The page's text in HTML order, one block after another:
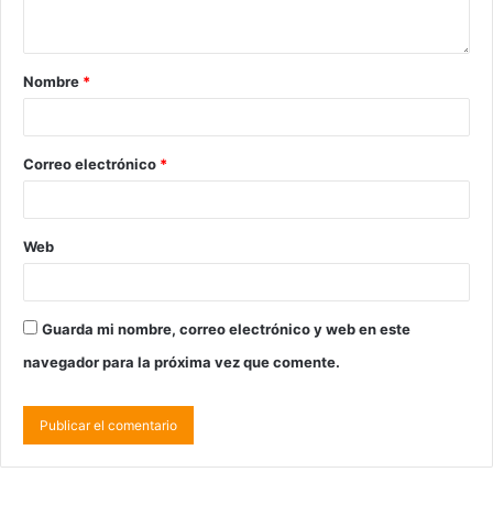
Nombre *
Correo electrónico *
Web
Guarda mi nombre, correo electrónico y web en este
navegador para la próxima vez que comente.